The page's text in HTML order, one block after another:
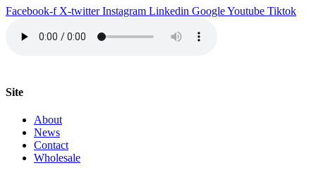
Deluxe
quantity
Facebook-f X-twitter Instagram Linkedin GoogleYoutube Tiktok
Site
About
News
Contact
Wholesale